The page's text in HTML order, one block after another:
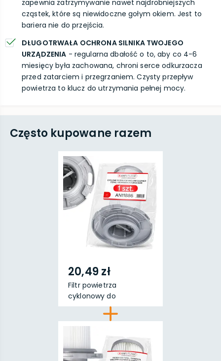
zapewnia zatrzymywanie nawet najdrobniejszych
cząstek, które są niewidoczne gołym okiem. Jest to
bariera nie do przejścia.
DŁUGOTRWAŁA OCHRONA SILNIKA TWOJEGO
URZĄDZENIA - regularna dbałość o to, aby co 4-6
miesięcy była zachowana, chroni serce odkurzacza
przed zatarciem i przegrzaniem. Czysty przepływ
powietrza to klucz do utrzymania pełnej mocy.
Często kupowane razem
20,49 zł
Filtr powietrza
cyklonowy do
odkurzacza ...